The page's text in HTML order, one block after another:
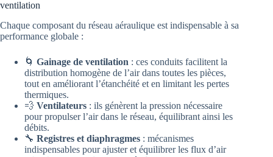
ventilation
Chaque composant du réseau aéraulique est indispensable à sa
performance globale :
🌀 Gainage de ventilation : ces conduits facilitent la
distribution homogène de l’air dans toutes les pièces,
tout en améliorant l’étanchéité et en limitant les pertes
thermiques.
💨 Ventilateurs : ils génèrent la pression nécessaire
pour propulser l’air dans le réseau, équilibrant ainsi les
débits.
🔧 Registres et diaphragmes : mécanismes
indispensables pour ajuster et équilibrer les flux d’air